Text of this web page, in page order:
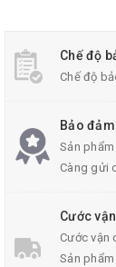
Chế độ
Chế độ
Bảo
Sản
Càng gửi
Cước
Cước vận
Sản